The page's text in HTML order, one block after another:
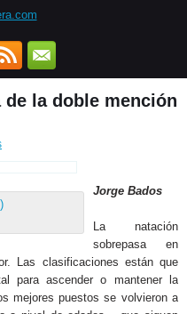
de la doble mención
Jorge Bados
La natación
sobrepasa en
Las clasificaciones están que
para ascender o mantener la
mejores puestos se volvieron a